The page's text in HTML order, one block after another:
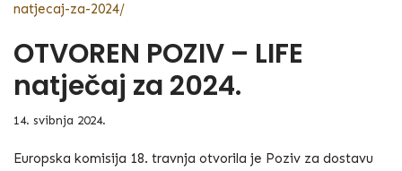
OTVOREN POZIV – LIFE
natječaj za 2024.
14. svibnja 2024.
Europska komisija 18. travnja otvorila je Poziv za dostavu